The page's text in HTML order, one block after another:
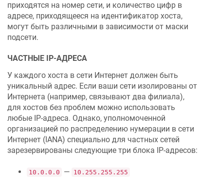
приходятся на номер сети, и количество цифр в
адресе, приходящееся на идентификатор хоста,
могут быть различными в зависимости от маски
подсети.
ЧАСТНЫЕ IP-АДРЕСА
У каждого хоста в сети Интернет должен быть
уникальный адрес. Если ваши сети изолированы от
Интернета (например, связывают два филиала),
для хостов без проблем можно использовать
любые IP-адреса. Однако, уполномоченной
организацией по распределению нумерации в сети
Интернет (IANA) специально для частных сетей
зарезервированы следующие три блока IP-адресов:
10.0.0.0 — 10.255.255.255